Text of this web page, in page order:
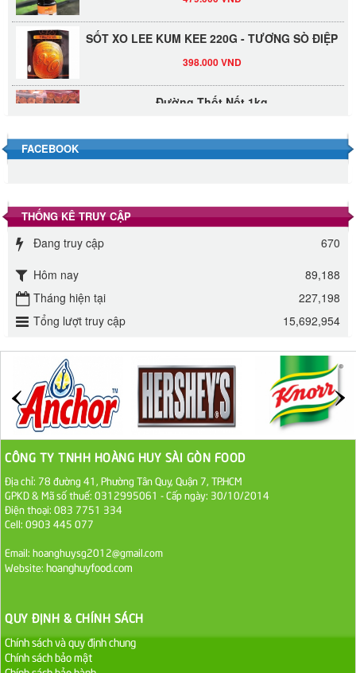
SỐT XO LEE KUM KEE 220G - TƯƠNG SÒ ĐIỆP
398.000 VND
Đường Thốt Nốt 1kg
Đường phèn hạt Long An 500g
Đường phèn Long An bao 10kg
Đường mía thiên nhiên Biên Hòa gói 1kg
ĐƯỜNG SẠCH CÔ BA BIÊN HÒA 1KG
27.000 VND
Đường cát trắng An Khê bao 50kg
1.100.000 VND
Sa Tế Tôm Cholimex PET Hũ 450g
36.000 VND
FACEBOOK
THỐNG KÊ TRUY CẬP
Đang truy cập
670
Hôm nay
89,188
Tháng hiện tại
227,198
Tổng lượt truy cập
15,692,954
CÔNG TY TNHH HOÀNG HUY SÀI GÒN FOOD
Địa chỉ: 78 đường 41, Phường Tân Quy, Quận 7, TP.HCM
GPKD & Mã số thuế: 0312995061 - Cấp ngày: 30/10/2014
Điện thoại: 083 7751 334
Cell: 0903 445 077
Email: hoanghuysg2012@gmail.com
Website: hoanghuyfood.com
QUY ĐỊNH & CHÍNH SÁCH
Chính sách và quy định chung
Chính sách bảo mật